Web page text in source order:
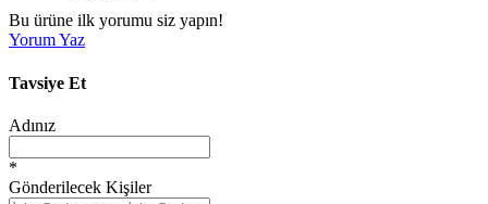
Bu ürüne ilk yorumu siz yapın!
Yorum Yaz
Tavsiye Et
Adınız
*
Gönderilecek Kişiler